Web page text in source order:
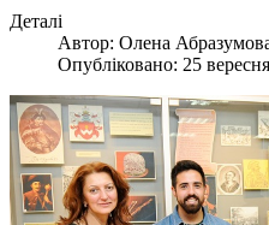
Деталі
Автор: Олена
Опубліковано: 25